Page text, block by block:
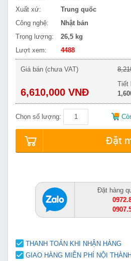
Xuất xứ:
Trung quốc
Công nghệ:
Nhật bản
Trọng lượng:
26,5 kg
Lượt xem:
4488
Giá bán (chưa VAT)
6,610,000 VNĐ
Tiết
Chọn số lượng:
Đặt
Đặt hàng
THANH TOÁN KHI NHẬN HÀNG
GIAO HÀNG MIỄN PHÍ NỘI THÀNH